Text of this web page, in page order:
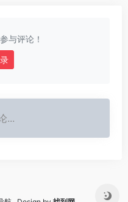
与评论！
...